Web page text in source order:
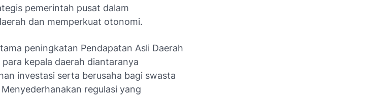
pemerintah pusat dalam
dan memperkuat otonomi.
peningkatan Pendapatan Asli Daerah
kepala daerah diantaranya
investasi serta berusaha bagi swasta
regulasi yang